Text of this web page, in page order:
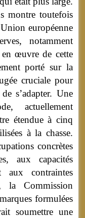
montre toutefois
européenne
notamment
œuvre de cette
porté sur la
cruciale pour
s’adapter. Une
actuellement
étendue à cinq
à la chasse.
concrètes
aux capacités
aux contraintes
la Commission
formulées
soumettre une